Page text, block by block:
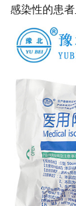
感染性的患